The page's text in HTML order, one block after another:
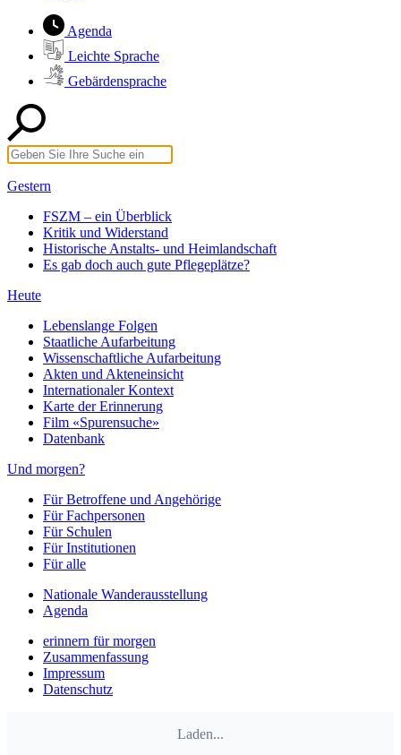
Agenda
Leichte Sprache
Gebärdensprache
Gestern
FSZM – ein Überblick
Kritik und Widerstand
Historische Anstalts- und Heimlandschaft
Es gab doch auch gute Pflegeplätze?
Heute
Lebenslange Folgen
Staatliche Aufarbeitung
Wissenschaftliche Aufarbeitung
Akten und Akteneinsicht
Internationaler Kontext
Karte der Erinnerung
Film «Spurensuche»
Datenbank
Und morgen?
Für Betroffene und Angehörige
Für Fachpersonen
Für Schulen
Für Institutionen
Für alle
Nationale Wanderausstellung
Agenda
erinnern für morgen
Zusammenfassung
Impressum
Datenschutz
Laden...